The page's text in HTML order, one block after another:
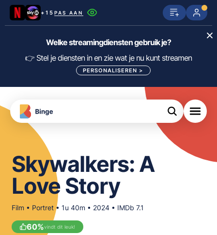
+15 PAS AAN
Netflix SkyShowtime Prime Video
Disney+ Videoland HBO Max
Viaplay Apple TV
KIJK
meJane Canal+
FILTER FILMS EN SERIES OP MIJN
DIENSTEN
Welke streamingdiensten gebruik je?
👉 Stel je diensten in en zie wat je nu kunt streamen
PERSONALISEREN >
Download
Binge
Skywalkers: A
Love Story
Film • Portret • 1u 40m • 2024 • IMDb 7.1
60%vindt dit leuk!